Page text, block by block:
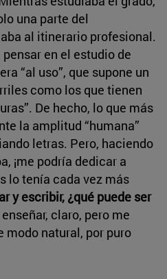
una parte del
al itinerario profesional.
en el estudio de
“al uso”, que supone un
como los que tienen
De hecho, lo que más
la amplitud “humana”
letras. Pero, haciendo
¡me podría dedicar a
lo tenía cada vez más
y escribir, ¿qué puede ser
claro, pero me
modo natural, por puro